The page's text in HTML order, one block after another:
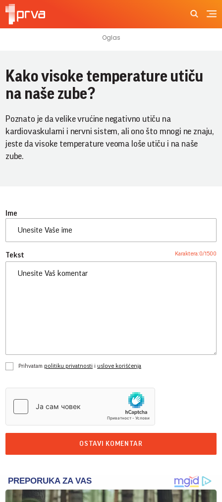
Kako visoke temperature utiču
na naše zube?
Poznato je da velike vrućine negativno utiču na
kardiovaskularni i nervni sistem, ali ono što mnogi ne znaju,
jeste da visoke temperature veoma loše utiču i na naše
zube.
Ime
Tekst Karaktera:0/1500
Prihvatam politiku privatnosti i uslove korišćenja
OSTAVI KOMENTAR